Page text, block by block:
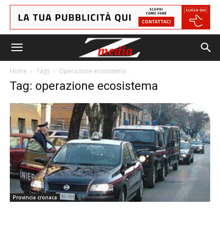
Home Tags Operazione ecosistema
Tag: operazione ecosistema
Provincia cronaca